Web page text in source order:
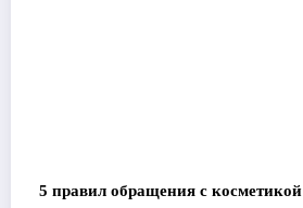
5 правил обращения с косметикой